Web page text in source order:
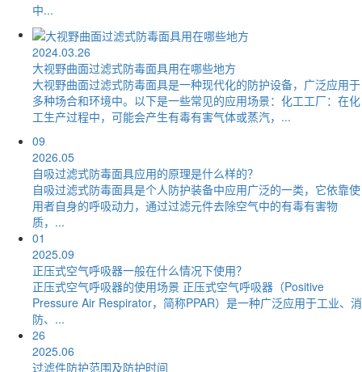
中...
2024.03.26
大视野曲面过滤式防毒面具用在哪些地方
大视野曲面过滤式防毒面具是一种现代化的防护设备，广泛应用于
多种场合和环境中。以下是一些常见的应用场景：化工工厂：在化
工生产过程中，可能会产生有毒有害气体或蒸汽，...
09
2026.05
自吸过滤式防毒面具应用的原理是什么样的？
自吸过滤式防毒面具是个人防护装备中应用广泛的一类，它依靠使
用者自身的呼吸动力，通过过滤元件去除空气中的有毒有害物
质，...
01
2025.09
正压式空气呼吸器一般在什么情况下使用？
正压式空气呼吸器的使用场景 正压式空气呼吸器（Positive
Pressure Air Respirator，简称PPAR）是一种广泛应用于工业、消
防、...
26
2025.06
过滤件防护范围及防护时间